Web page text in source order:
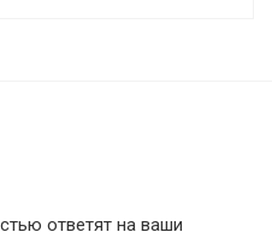
ответят на ваши